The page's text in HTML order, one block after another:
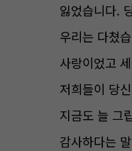
잃었습니다.
우리는 다쳤
사랑이었고
저희들이 당
지금도 늘 그
감사하다는